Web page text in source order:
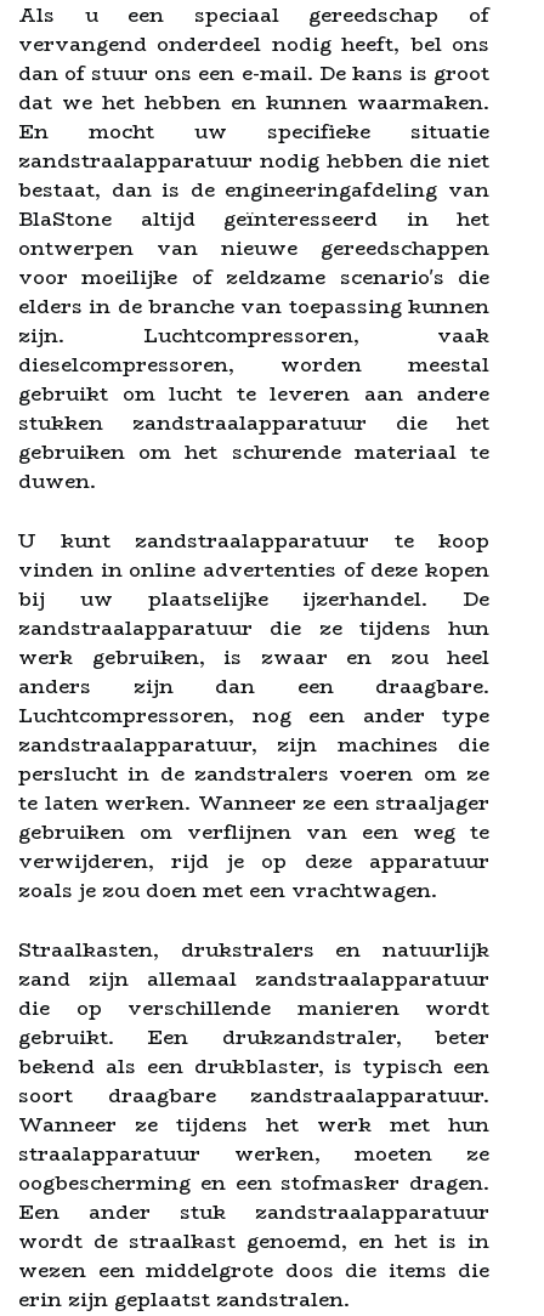
Als u een speciaal gereedschap of
vervangend onderdeel nodig heeft, bel ons
dan of stuur ons een e-mail. De kans is groot
dat we het hebben en kunnen waarmaken.
En mocht uw specifieke situatie
zandstraalapparatuur nodig hebben die niet
bestaat, dan is de engineeringafdeling van
BlaStone altijd geïnteresseerd in het
ontwerpen van nieuwe gereedschappen
voor moeilijke of zeldzame scenario's die
elders in de branche van toepassing kunnen
zijn. Luchtcompressoren, vaak
dieselcompressoren, worden meestal
gebruikt om lucht te leveren aan andere
stukken zandstraalapparatuur die het
gebruiken om het schurende materiaal te
duwen.
U kunt zandstraalapparatuur te koop
vinden in online advertenties of deze kopen
bij uw plaatselijke ijzerhandel. De
zandstraalapparatuur die ze tijdens hun
werk gebruiken, is zwaar en zou heel
anders zijn dan een draagbare.
Luchtcompressoren, nog een ander type
zandstraalapparatuur, zijn machines die
perslucht in de zandstralers voeren om ze
te laten werken. Wanneer ze een straaljager
gebruiken om verflijnen van een weg te
verwijderen, rijd je op deze apparatuur
zoals je zou doen met een vrachtwagen.
Straalkasten, drukstralers en natuurlijk
zand zijn allemaal zandstraalapparatuur
die op verschillende manieren wordt
gebruikt. Een drukzandstraler, beter
bekend als een drukblaster, is typisch een
soort draagbare zandstraalapparatuur.
Wanneer ze tijdens het werk met hun
straalapparatuur werken, moeten ze
oogbescherming en een stofmasker dragen.
Een ander stuk zandstraalapparatuur
wordt de straalkast genoemd, en het is in
wezen een middelgrote doos die items die
erin zijn geplaatst zandstralen.